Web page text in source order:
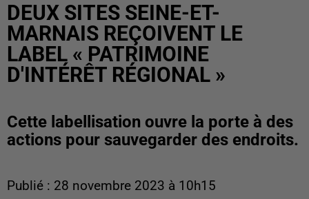
DEUX SITES SEINE-ET-
MARNAIS REÇOIVENT LE
LABEL « PATRIMOINE
D'INTÉRÊT RÉGIONAL »
Cette labellisation ouvre la porte à des
actions pour sauvegarder des endroits.
Publié : 28 novembre 2023 à 10h15